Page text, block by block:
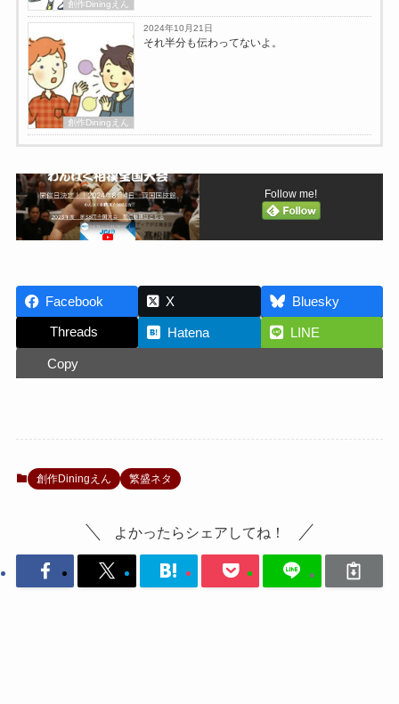
創作Diningえん
創作Diningえん
2024年10月21日
それ半分も伝わってないよ。
Follow me!
Facebook X
Bluesky
Threads
Hatena LINE
Copy
創作Diningえん 繁盛ネタ
よかったらシェアしてね！